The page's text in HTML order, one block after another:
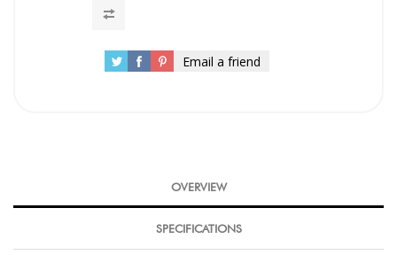
Email a friend
OVERVIEW
SPECIFICATIONS